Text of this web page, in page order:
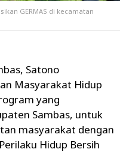
GERMAS di kecamatan
Satono
Masyarakat Hidup
yang
Sambas, untuk
masyarakat dengan
Hidup Bersih